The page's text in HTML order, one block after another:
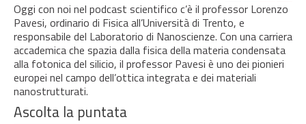
Oggi con noi nel podcast scientifico c’è il professor Lorenzo
Pavesi, ordinario di Fisica all’Università di Trento, e
responsabile del Laboratorio di Nanoscienze. Con una carriera
accademica che spazia dalla fisica della materia condensata
alla fotonica del silicio, il professor Pavesi è uno dei pionieri
europei nel campo dell’ottica integrata e dei materiali
nanostrutturati.
Ascolta la puntata